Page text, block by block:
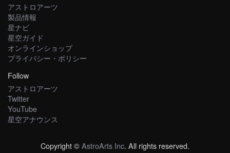
アストロアーツ
製品情報
星ナビ
星空ガイド
オンラインショップ
プライバシー・ポリシー
Follow
アストロアーツ
Twitter
YouTube
星空アナウンス
Copyright ©AstroArts Inc. All rights reserved.